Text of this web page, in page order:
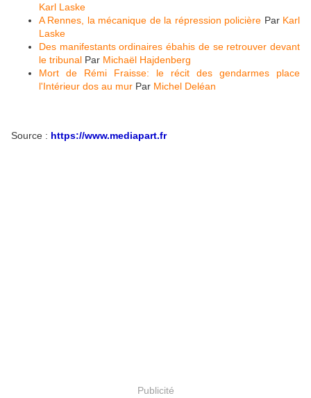
Karl Laske
A Rennes, la mécanique de la répression policière Par Karl
Laske
Des manifestants ordinaires ébahis de se retrouver devant
le tribunal Par Michaël Hajdenberg
Mort de Rémi Fraisse: le récit des gendarmes place
l'Intérieur dos au mur Par Michel Deléan
Source : https://www.mediapart.fr
Publicité